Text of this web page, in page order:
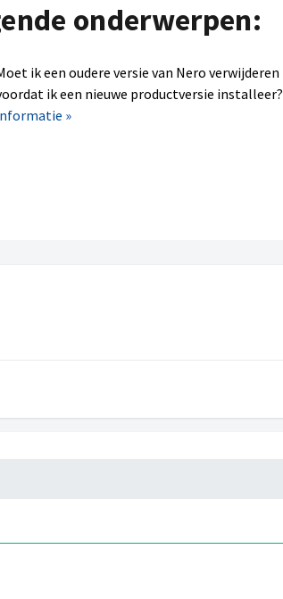
onderwerpen:
ik een oudere versie van Nero verwijderen
ik een nieuwe productversie installeer?
»